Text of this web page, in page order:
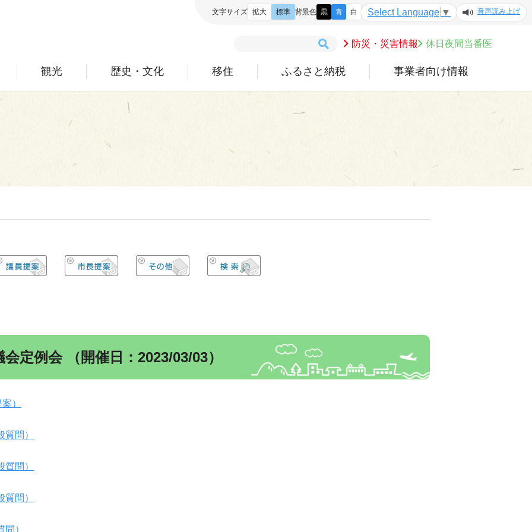
防災・災害情報 休日夜間当番医
観光 歴史・文化 移住 ふるさと納税 事業者向け情報
文字サイズ 拡大 標準 背景色 黒 青 白 Select Language ▼ 音声読み上げ
定例会 （開催日：2023/03/03）
）
問）
問）
問）
）